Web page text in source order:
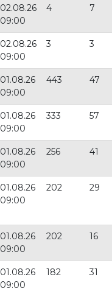
02.08.26
09:00
4 7
02.08.26
09:00
3 3
01.08.26
09:00
443 47
01.08.26
09:00
333 57
01.08.26
09:00
256 41
01.08.26
09:00
202 29
01.08.26
09:00
202 16
01.08.26
09:00
182 31